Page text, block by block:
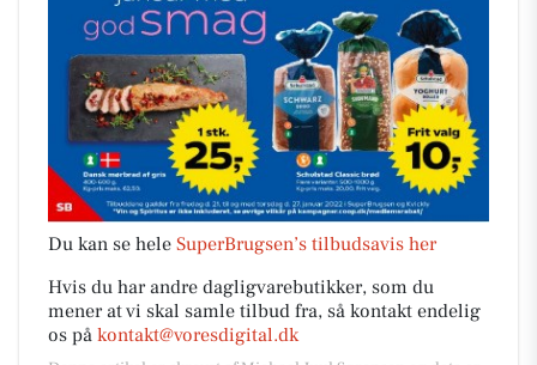
Du kan se hele SuperBrugsen’s tilbudsavis her
Hvis du har andre dagligvarebutikker, som du
mener at vi skal samle tilbud fra, så kontakt endelig
os på kontakt@voresdigital.dk